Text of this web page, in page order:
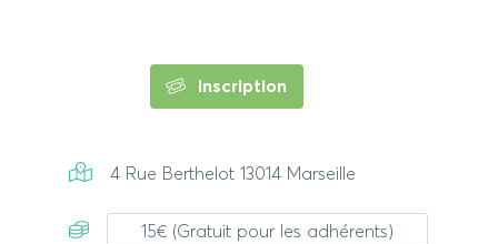
Inscription
4 Rue Berthelot 13014 Marseille
15€ (Gratuit pour les adhérents)